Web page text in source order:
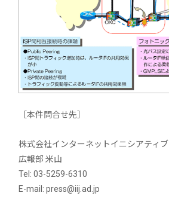
［本件問合せ先］
株式会社インターネットイニシアティブ
広報部 米山
Tel: 03-5259-6310
E-mail: press@iij.ad.jp